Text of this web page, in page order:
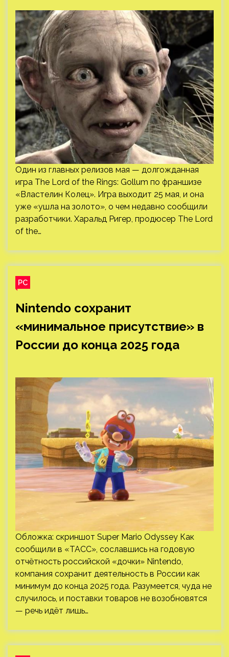
Один из главных релизов мая — долгожданная
игра The Lord of the Rings: Gollum по франшизе
«Властелин Колец». Игра выходит 25 мая, и она
уже «ушла на золото», о чем недавно сообщили
разработчики. Харальд Ригер, продюсер The Lord
of the…
PC
Nintendo сохранит
«минимальное присутствие» в
России до конца 2025 года
Обложка: скриншот Super Mario Odyssey Как
сообщили в «ТАСС», сославшись на годовую
отчётность российской «дочки» Nintendo,
компания сохранит деятельность в России как
минимум до конца 2025 года. Разумеется, чуда не
случилось, и поставки товаров не возобновятся
— речь идёт лишь…